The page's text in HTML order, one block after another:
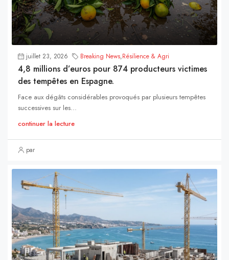
juillet 23, 2026 Breaking News,Résilience & Agri
4,8 millions d’euros pour 874 producteurs victimes
des tempêtes en Espagne.
Face aux dégâts considérables provoqués par plusieurs tempêtes
successives sur les...
continuer la lecture
par